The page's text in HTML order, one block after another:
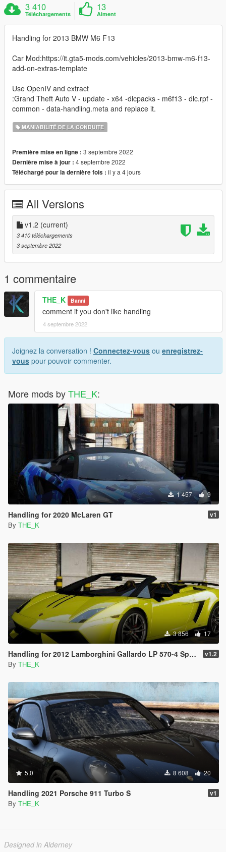
3 410
Téléchargements
13
Aiment
Handling for 2013 BMW M6 F13
Car Mod:https://it.gta5-mods.com/vehicles/2013-bmw-m6-f13-
add-on-extras-template
Use OpenIV and extract
:Grand Theft Auto V - update - x64 -dlcpacks - m6f13 - dlc.rpf -
common - data-handling.meta and replace it.
MANIABILITÉ DE LA CONDUITE
Première mise en ligne : 3 septembre 2022
Dernière mise à jour : 4 septembre 2022
Téléchargé pour la dernière fois : il y a 4 jours
All Versions
v1.2 (current)
3 410 téléchargements
3 septembre 2022
1 commentaire
THE_K Banni
comment if you don't like handling
4 septembre 2022
Joignez la conversation ! Connectez-vous ou enregistrez-
vous pour pouvoir commenter.
More mods byTHE_K:
1 457 9
Handling for 2020 McLaren GT v1
By THE_K
3 856 17
Handling for 2012 Lamborghini Gallardo LP 570-4 Spyder Performante v1.2
By THE_K
5.0 8 608 20
Handling 2021 Porsche 911 Turbo S v1
By THE_K
Designed in Alderney